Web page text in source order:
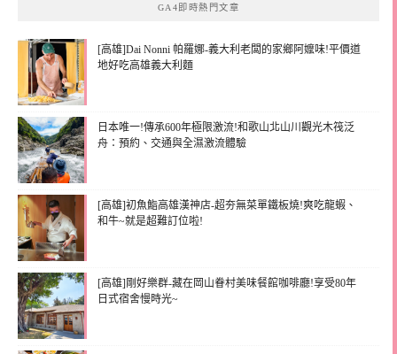
GA4即時熱門文章
[高雄]Dai Nonni 帕羅娜-義大利老闆的家鄉阿嬤味!平價道
地好吃高雄義大利麵
日本唯一!傳承600年極限激流!和歌山北山川觀光木筏泛
舟：預約、交通與全濕激流體驗
[高雄]初魚鮨高雄漢神店-超夯無菜單鐵板燒!爽吃龍蝦、
和牛~就是超難訂位啦!
[高雄]剛好樂群-藏在岡山眷村美味餐館咖啡廳!享受80年
日式宿舍慢時光~